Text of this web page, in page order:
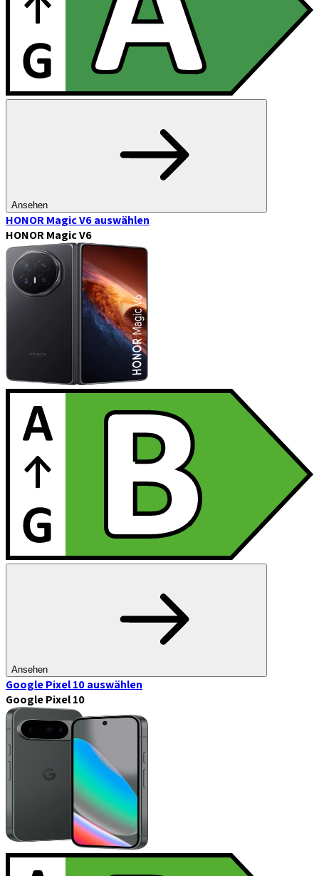
Ansehen
HONOR Magic V6auswählen
HONOR Magic V6
Ansehen
Google Pixel 10auswählen
Google Pixel 10